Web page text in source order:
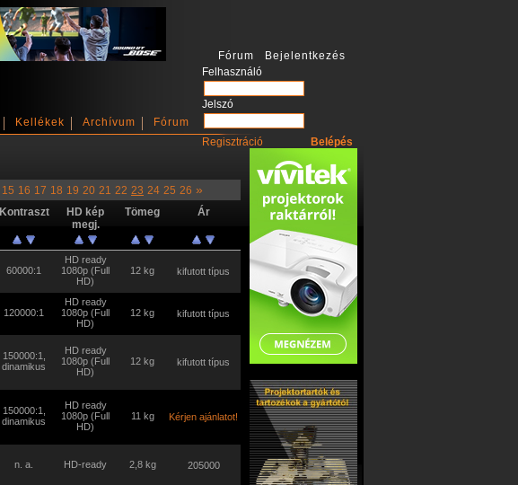
Fórum Bejelentkezés
Felhasználó
Jelszó
Regisztráció
Kellékek Archívum Fórum
15 16 17 18 19 20 21 22 23 24 25 26 »
Kontraszt
HD kép
megj.
Tömeg Ár
60000:1
HD ready
1080p (Full
HD)
12 kg kifutott típus
120000:1
HD ready
1080p (Full
HD)
12 kg kifutott típus
150000:1,
dinamikus
HD ready
1080p (Full
HD)
12 kg kifutott típus
150000:1,
dinamikus
HD ready
1080p (Full
HD)
11 kg Kérjen ajánlatot!
n. a. HD-ready 2,8 kg 205000